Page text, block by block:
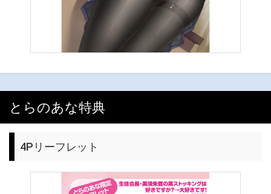
とらのあな特典
4Pリーフレット